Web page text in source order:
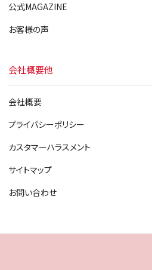
公式MAGAZINE
お客様の声
会社概要他
会社概要
プライバシーポリシー
カスタマーハラスメント
サイトマップ
お問い合わせ